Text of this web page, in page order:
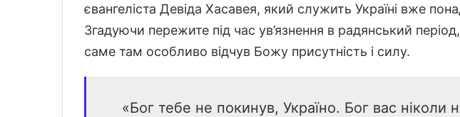
євангеліста Девіда Хасавея, який служить Україні вже
Згадуючи пережите під час ув’язнення в радянський
саме там особливо відчув Божу присутність і силу.
«Бог тебе не покинув, Україно. Бог вас ніколи